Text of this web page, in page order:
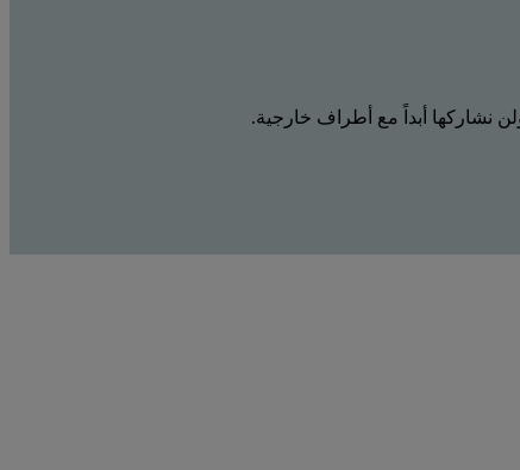
نشاركها أبداً مع أطراف خارجية.